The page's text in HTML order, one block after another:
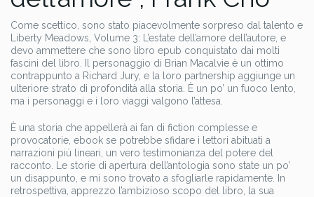
Come scettico, sono stato piacevolmente sorpreso dal talento e
Liberty Meadows, Volume 3: L’estate dell’amore dell’autore, e
devo ammettere che sono libro epub conquistato dai molti
fascini del libro. Il personaggio di Brian Macalvie è un ottimo
contrappunto a Richard Jury, e la loro partnership aggiunge un
ulteriore strato di profondità alla storia. È un po’ un fuoco lento,
ma i personaggi e i loro viaggi valgono l’attesa.
È una storia che appellerà ai fan di fiction complesse e
provocatorie, ebook se potrebbe sfidare i lettori abituati a
narrazioni più lineari, un vero testimonianza del potere del
racconto. Le storie di apertura dell’antologia sono state un po’
un disappunto, e mi sono trovato a sfogliarle rapidamente. In
retrospettiva, apprezzo l’ambizioso scopo del libro, la sua